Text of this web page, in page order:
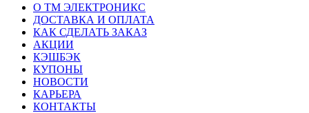
О ТМ ЭЛЕКТРОНИКС
ДОСТАВКА И ОПЛАТА
КАК СДЕЛАТЬ ЗАКАЗ
АКЦИИ
КЭШБЭК
КУПОНЫ
НОВОСТИ
КАРЬЕРА
КОНТАКТЫ